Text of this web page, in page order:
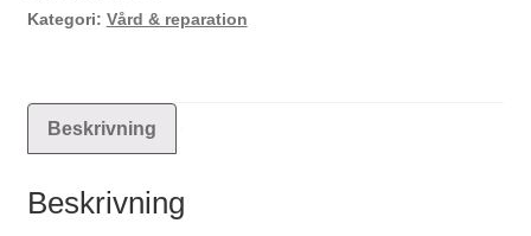
nylon,
mängd
Kategori: Vård & reparation
Beskrivning
Beskrivning